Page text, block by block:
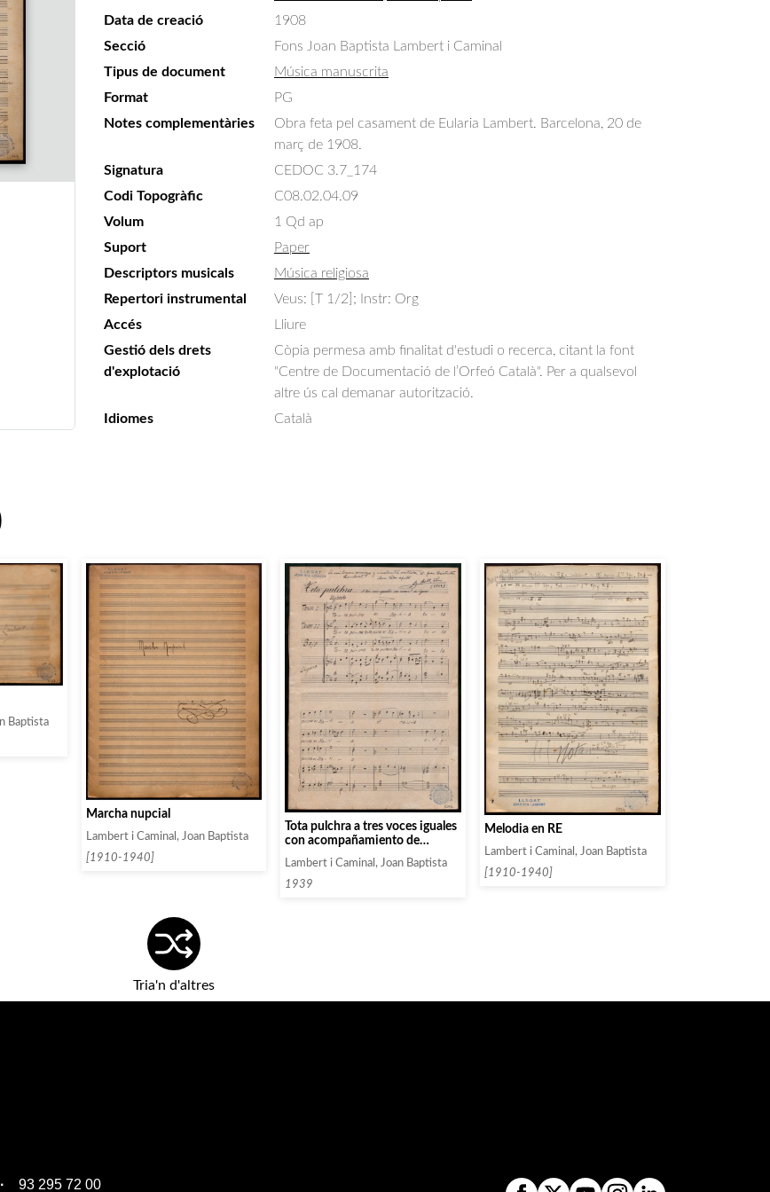
Data de creació
1908
Secció
Fons Joan Baptista Lambert i Caminal
Tipus de document
Música manuscrita
Format
PG
Notes complementàries
Obra feta pel casament de Eularia Lambert. Barcelona, 20 de
març de 1908.
Signatura
CEDOC 3.7_174
Codi Topogràfic
C08.02.04.09
Volum
1 Qd ap
Suport
Paper
Descriptors musicals
Música religiosa
Repertori instrumental
Veus: [T 1/2]; Instr: Org
Accés
Lliure
Gestió dels drets
d'explotació
Còpia permesa amb finalitat d'estudi o recerca, citant la font
"Centre de Documentació de l’Orfeó Català". Per a qualsevol
altre ús cal demanar autorització.
Idiomes
Català
Baptista
Marcha nupcial
Lambert i Caminal, Joan Baptista
[1910-1940]
Tota pulchra a tres voces iguales
con acompañamiento de
Lambert i Caminal, Joan Baptista
1939
Melodia en RE
Lambert i Caminal, Joan Baptista
[1910-1940]
Tria'n d'altres
93 295 72 00